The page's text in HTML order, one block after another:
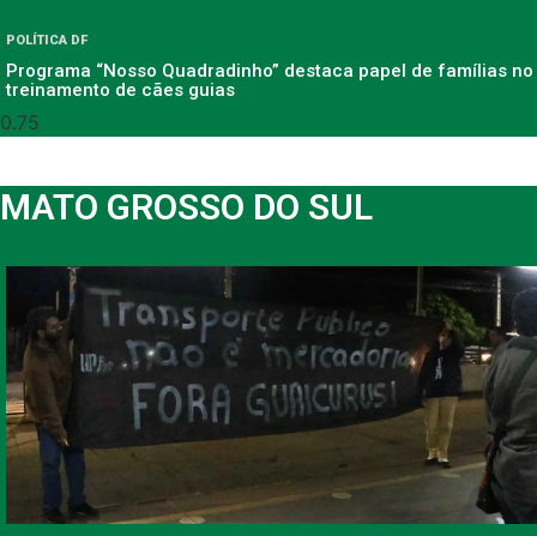
POLÍTICA DF
Programa “Nosso Quadradinho” destaca papel de famílias no
treinamento de cães guias
MATO GROSSO DO SUL